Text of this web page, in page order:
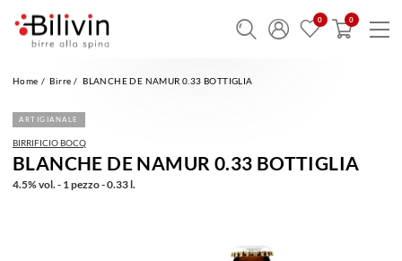
Home Birre BLANCHE DE NAMUR 0.33 BOTTIGLIA
ARTIGIANALE
BIRRIFICIO BOCQ
BLANCHE DE NAMUR 0.33 BOTTIGLIA
4.5% vol. - 1 pezzo - 0.33 l.